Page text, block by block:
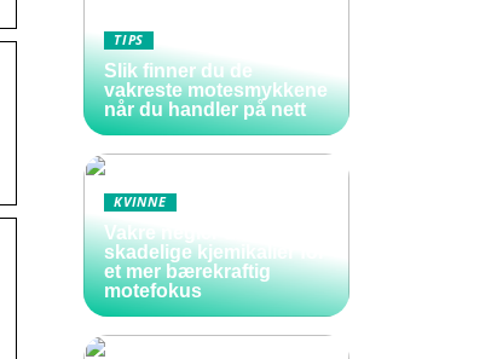
TIPS
Slik finner du de
vakreste motesmykkene
når du handler på nett
KVINNE
Vakre negler uten
skadelige kjemikalier for
et mer bærekraftig
motefokus